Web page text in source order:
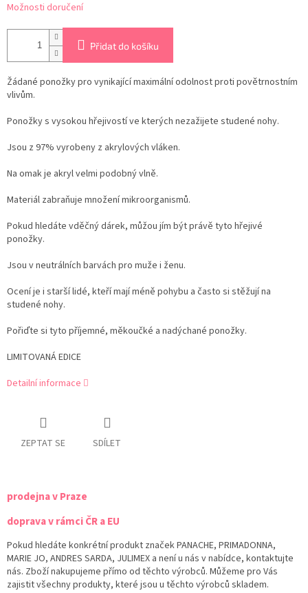
Možnosti doručení
Přidat do košíku
Žádané ponožky pro vynikající maximální odolnost proti povětrnostním
vlivům.
Ponožky s vysokou hřejivostí ve kterých nezažijete studené nohy.
Jsou z 97% vyrobeny z akrylových vláken.
Na omak je akryl velmi podobný vlně.
Materiál zabraňuje množení mikroorganismů.
Pokud hledáte vděčný dárek, můžou jím být právě tyto hřejivé
ponožky.
Jsou v neutrálních barvách pro muže i ženu.
Ocení je i starší lidé, kteří mají méně pohybu a často si stěžují na
studené nohy.
Pořiďte si tyto příjemné, měkoučké a nadýchané ponožky.
LIMITOVANÁ EDICE
Detailní informace
ZEPTAT SE SDÍLET
prodejna v Praze
doprava v rámci ČR a EU
Pokud hledáte konkrétní produkt značek PANACHE, PRIMADONNA,
MARIE JO, ANDRES SARDA, JULIMEX a není u nás v nabídce, kontaktujte
nás. Zboží nakupujeme přímo od těchto výrobců. Můžeme pro Vás
zajistit všechny produkty, které jsou u těchto výrobců skladem.